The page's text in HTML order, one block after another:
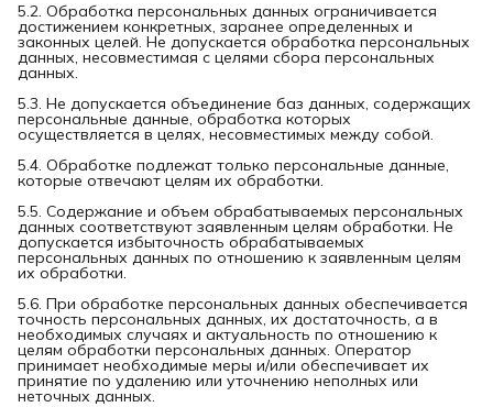
5.2. Обработка персональных данных ограничивается
достижением конкретных, заранее определенных и
законных целей. Не допускается обработка персональных
данных, несовместимая с целями сбора персональных
данных.
5.3. Не допускается объединение баз данных, содержащих
персональные данные, обработка которых
осуществляется в целях, несовместимых между собой.
5.4. Обработке подлежат только персональные данные,
которые отвечают целям их обработки.
5.5. Содержание и объем обрабатываемых персональных
данных соответствуют заявленным целям обработки. Не
допускается избыточность обрабатываемых
персональных данных по отношению к заявленным целям
их обработки.
5.6. При обработке персональных данных обеспечивается
точность персональных данных, их достаточность, а в
необходимых случаях и актуальность по отношению к
целям обработки персональных данных. Оператор
принимает необходимые меры и/или обеспечивает их
принятие по удалению или уточнению неполных или
неточных данных.